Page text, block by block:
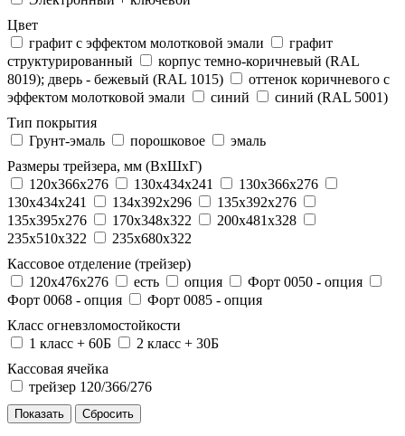
Цвет
графит с эффектом молотковой эмали
графит
структурированный
корпус темно-коричневый (RAL
8019); дверь - бежевый (RAL 1015)
оттенок коричневого с
эффектом молотковой эмали
синий
синий (RAL 5001)
Тип покрытия
Грунт-эмаль
порошковое
эмаль
Размеры трейзера, мм (ВхШхГ)
120x366x276
130x434x241
130х366х276
130х434х241
134x392x296
135x392x276
135x395x276
170x348x322
200x481x328
235x510x322
235x680x322
Кассовое отделение (трейзер)
120х476х276
есть опция
Форт 0050 - опция
Форт 0068 - опция
Форт 0085 - опция
Класс огневзломостойкости
1 класс + 60Б
2 класс + 30Б
Кассовая ячейка
трейзер 120/366/276